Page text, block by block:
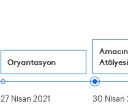
27 Nisan 2021
Oryantasyon
30 Nisan
Atölyesi